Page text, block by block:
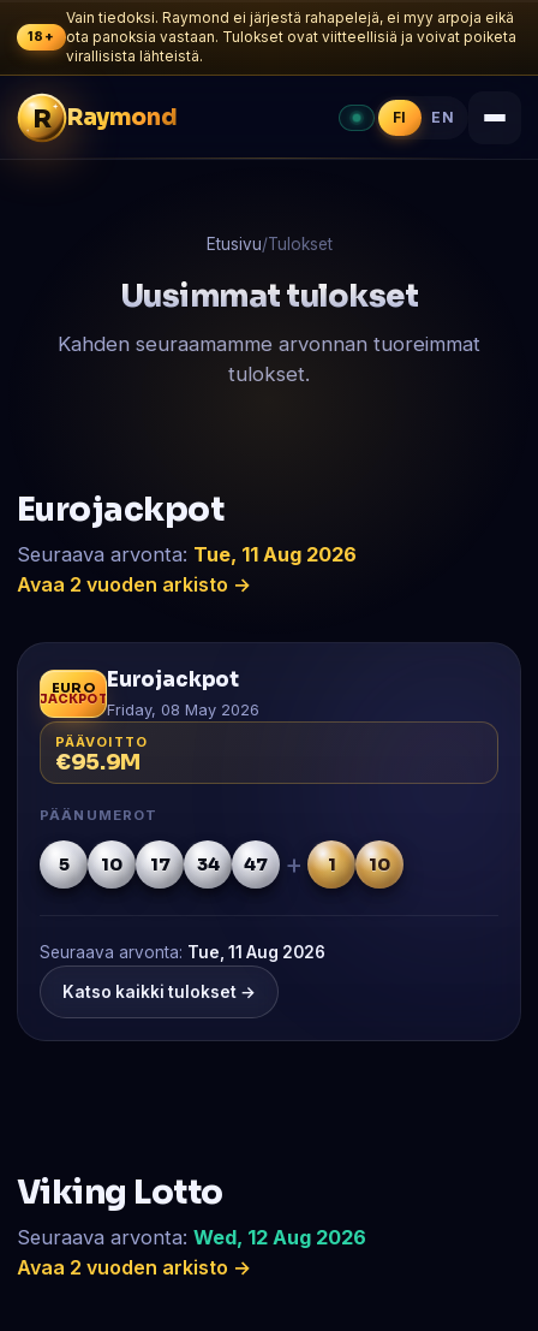
18+
Vain tiedoksi. Raymond ei järjestä rahapelejä, ei myy arpoja eikä
ota panoksia vastaan. Tulokset ovat viitteellisiä ja voivat poiketa
virallisista lähteistä.
R Raymond FI EN
Etusivu/Tulokset
Uusimmat tulokset
Kahden seuraamamme arvonnan tuoreimmat
tulokset.
Eurojackpot
Seuraava arvonta: Tue, 11 Aug 2026
Avaa 2 vuoden arkisto →
EURO
JACKPOT
Eurojackpot
Friday, 08 May 2026
PÄÄVOITTO
€95.9M
PÄÄNUMEROT
5 10 17 34 47 + 1 10
Seuraava arvonta: Tue, 11 Aug 2026
Katso kaikki tulokset →
Viking Lotto
Seuraava arvonta: Wed, 12 Aug 2026
Avaa 2 vuoden arkisto →